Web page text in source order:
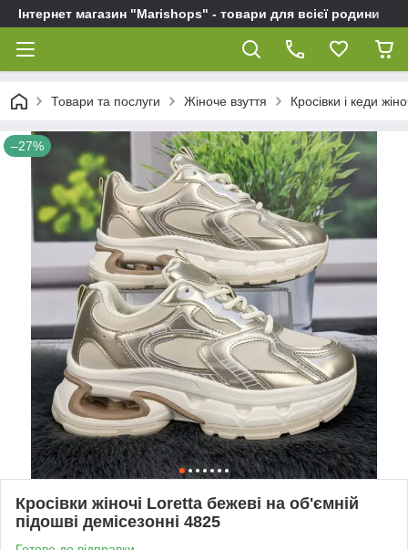
Інтернет магазин "Marishops" - товари для всієї родини
Товари та послуги Жіноче взуття Кросівки і кеди
–27%
Кросівки жіночі Loretta бежеві на об'ємній
підошві демісезонні 4825